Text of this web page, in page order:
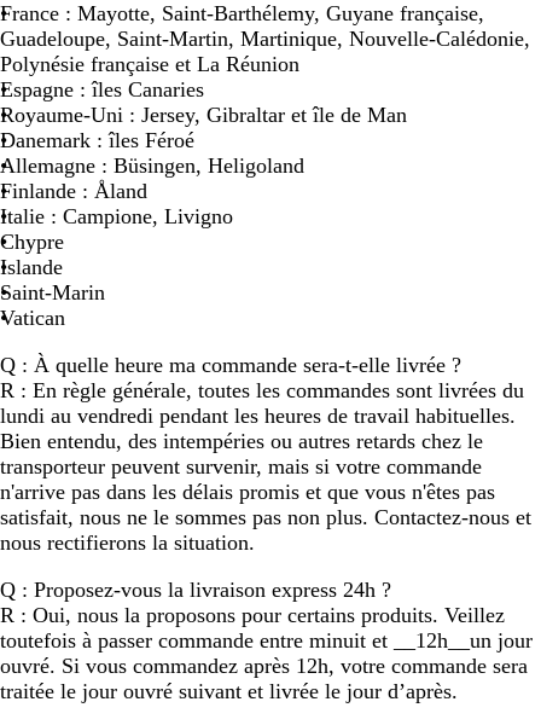
France : Mayotte, Saint-Barthélemy, Guyane française,
Guadeloupe, Saint-Martin, Martinique, Nouvelle-Calédonie,
Polynésie française et La Réunion
Espagne : îles Canaries
Royaume-Uni : Jersey, Gibraltar et île de Man
Danemark : îles Féroé
Allemagne : Büsingen, Heligoland
Finlande : Åland
Italie : Campione, Livigno
Chypre
Islande
Saint-Marin
Vatican
Q : À quelle heure ma commande sera-t-elle livrée ?
R : En règle générale, toutes les commandes sont livrées du
lundi au vendredi pendant les heures de travail habituelles.
Bien entendu, des intempéries ou autres retards chez le
transporteur peuvent survenir, mais si votre commande
n'arrive pas dans les délais promis et que vous n'êtes pas
satisfait, nous ne le sommes pas non plus. Contactez-nous et
nous rectifierons la situation.
Q : Proposez-vous la livraison express 24h ?
R : Oui, nous la proposons pour certains produits. Veillez
toutefois à passer commande entre minuit et __12h__un jour
ouvré. Si vous commandez après 12h, votre commande sera
traitée le jour ouvré suivant et livrée le jour d’après.